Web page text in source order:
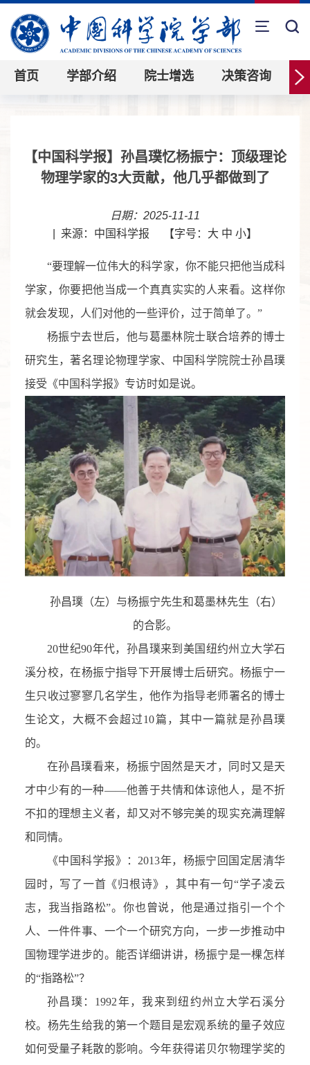
首页 学部介绍 院士增选 决策咨询
【中国科学报】孙昌璞忆杨振宁：顶级理论
物理学家的3大贡献，他几乎都做到了
日期：2025-11-11
来源：中国科学报 【字号： 大 中 小】
“要理解一位伟大的科学家，你不能只把他当成科
学家，你要把他当成一个真真实实的人来看。这样你
就会发现，人们对他的一些评价，过于简单了。”
杨振宁去世后，他与葛墨林院士联合培养的博士
研究生，著名理论物理学家、中国科学院院士孙昌璞
接受《中国科学报》专访时如是说。
孙昌璞（左）与杨振宁先生和葛墨林先生（右）
的合影。
20世纪90年代，孙昌璞来到美国纽约州立大学石
溪分校，在杨振宁指导下开展博士后研究。杨振宁一
生只收过寥寥几名学生，他作为指导老师署名的博士
生论文，大概不会超过10篇，其中一篇就是孙昌璞
的。
在孙昌璞看来，杨振宁固然是天才，同时又是天
才中少有的一种——他善于共情和体谅他人，是不折
不扣的理想主义者，却又对不够完美的现实充满理解
和同情。
《中国科学报》：2013年，杨振宁回国定居清华
园时，写了一首《归根诗》，其中有一句“学子凌云
志，我当指路松”。你也曾说，他是通过指引一个个
人、一件件事、一个一个研究方向，一步一步推动中
国物理学进步的。能否详细讲讲，杨振宁是一棵怎样
的“指路松”？
孙昌璞：1992年，我来到纽约州立大学石溪分
校。杨先生给我的第一个题目是宏观系统的量子效应
如何受量子耗散的影响。今年获得诺贝尔物理学奖的